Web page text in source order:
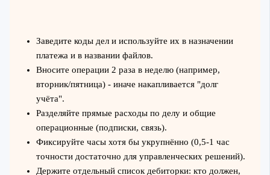
Заведите коды дел и используйте их в назначении
платежа и в названии файлов.
Вносите операции 2 раза в неделю (например,
вторник/пятница) - иначе накапливается "долг
учёта".
Разделяйте прямые расходы по делу и общие
операционные (подписки, связь).
Фиксируйте часы хотя бы укрупнённо (0,5-1 час
точности достаточно для управленческих решений).
Держите отдельный список дебиторки: кто должен,